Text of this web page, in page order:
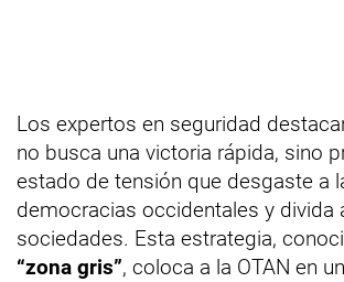
Los expertos en seguridad
no busca una victoria rápida, sino
estado de tensión que desgaste a
democracias occidentales y divida
sociedades. Esta estrategia,
“zona gris”, coloca a la OTAN en